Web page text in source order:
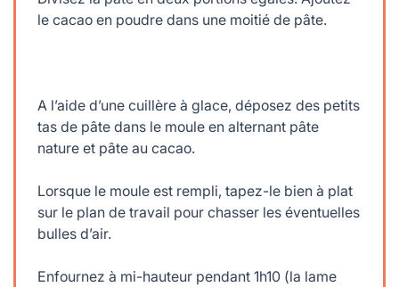
le cacao en poudre dans une moitié de pâte.
A l’aide d’une cuillère à glace, déposez des petits
tas de pâte dans le moule en alternant pâte
nature et pâte au cacao.
Lorsque le moule est rempli, tapez-le bien à plat
sur le plan de travail pour chasser les éventuelles
bulles d’air.
Enfournez à mi-hauteur pendant 1h10 (la lame